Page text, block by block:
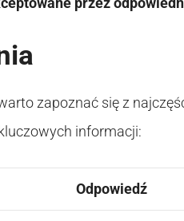
zapoznać się z
informacji:
Odpowiedź